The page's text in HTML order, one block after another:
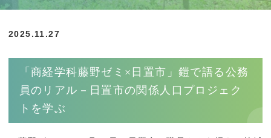
大学案内
大学案内パンフレット
教員一覧
生活科学科
第二部商経学科
入試案内 社会連携
2025.11.27
「商経学科藤野ゼミ×日置市」鎧で語る公務
員のリアル－日置市の関係人口プロジェク
トを学ぶ